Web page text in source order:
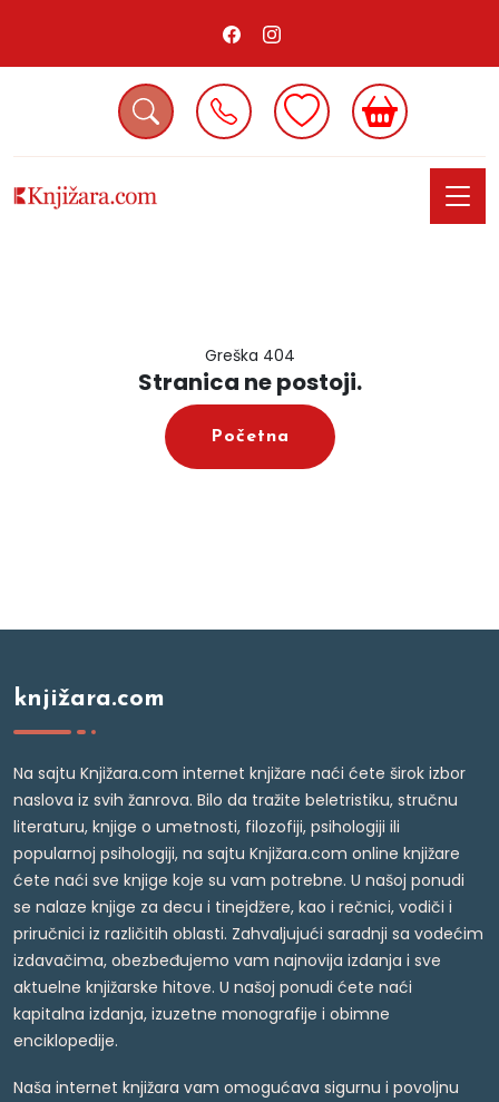
Greška 404
Stranica ne postoji.
Početna
knjižara.com
Na sajtu Knjižara.com internet knjižare naći ćete širok izbor
naslova iz svih žanrova. Bilo da tražite beletristiku, stručnu
literaturu, knjige o umetnosti, filozofiji, psihologiji ili
popularnoj psihologiji, na sajtu Knjižara.com online knjižare
ćete naći sve knjige koje su vam potrebne. U našoj ponudi
se nalaze knjige za decu i tinejdžere, kao i rečnici, vodiči i
priručnici iz različitih oblasti. Zahvaljujući saradnji sa vodećim
izdavačima, obezbeđujemo vam najnovija izdanja i sve
aktuelne knjižarske hitove. U našoj ponudi ćete naći
kapitalna izdanja, izuzetne monografije i obimne
enciklopedije.
Naša internet knjižara vam omogućava sigurnu i povoljnu